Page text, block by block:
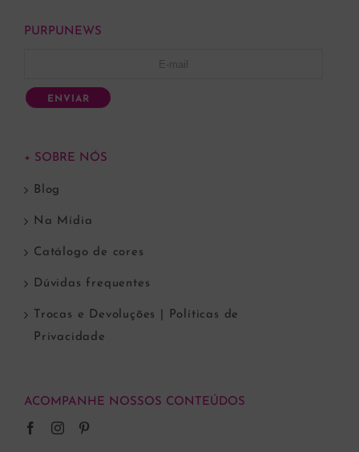
PURPUNEWS
ENVIAR
+ SOBRE NÓS
Blog
Na Mídia
Catálogo de cores
Dúvidas frequentes
Trocas e Devoluções | Políticas de
Privacidade
ACOMPANHE NOSSOS CONTEÚDOS